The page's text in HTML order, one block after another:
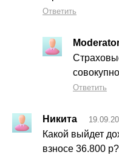
Ответить
Ответить
Никита
Какой выйдет
взносе 36.800 р?